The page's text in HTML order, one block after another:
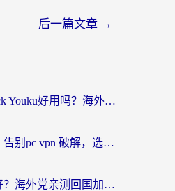
后一篇文章 →
ChickCN和Unblock Youku好用吗？海外党亲测3款回国加速器，附iOS免费选择指南
海外党避坑指南：告别pc vpn 破解，选对回国加速器轻松访问国内资源
穿梭和海龟哪个好？海外党亲测回国加速器，附电脑免费VPN推荐